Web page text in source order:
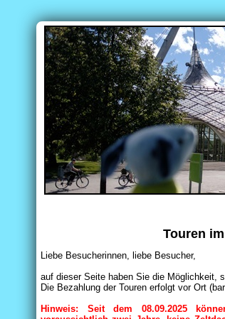
Touren
Liebe Besucherinnen, liebe Besucher,
auf dieser Seite haben Sie die Möglichkeit,
Die Bezahlung der Touren erfolgt vor Ort
Hinweis: Seit dem 08.09.2025